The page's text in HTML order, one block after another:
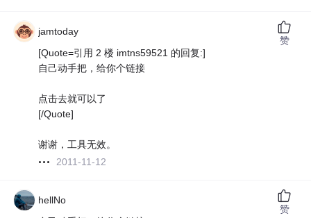
jamtoday
[Quote=引用 2 楼 imtns59521 的回复:]
自己动手把，给你个链接
点击去就可以了
[/Quote]
谢谢，工具无效。
2011-11-12
赞
hellNo
赞